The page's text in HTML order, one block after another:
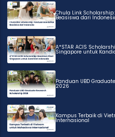
Chula Link
Beasiswa dari
A*STAR ACIS
Singapore untuk
Panduan UBD
2026
Kampus Terbaik di
Internasional